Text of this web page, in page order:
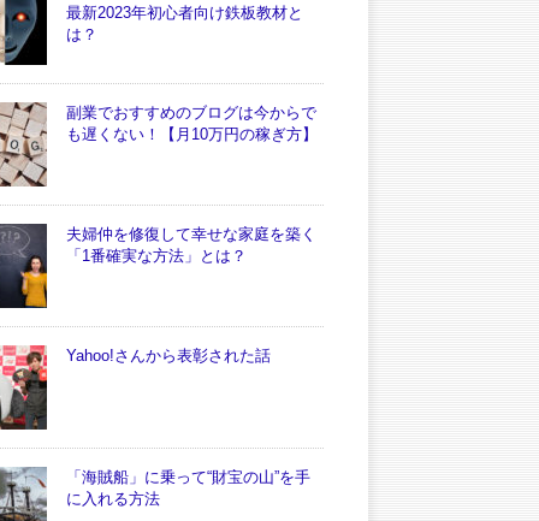
最新2023年初心者向け鉄板教材と
は？
副業でおすすめのブログは今からで
も遅くない！【月10万円の稼ぎ方】
夫婦仲を修復して幸せな家庭を築く
「1番確実な方法」とは？
Yahoo!さんから表彰された話
「海賊船」に乗って“財宝の山”を手
に入れる方法